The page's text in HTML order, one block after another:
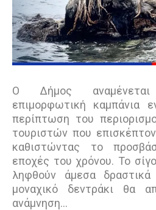
Ο Δήμος αναμένεται
επιμορφωτική καμπάνια
περίπτωση του
τουριστών που
καθιστώντας το
εποχές του χρόνου. Το
ληφθούν άμεσα
μοναχικό δεντράκι θα
ανάμνηση…